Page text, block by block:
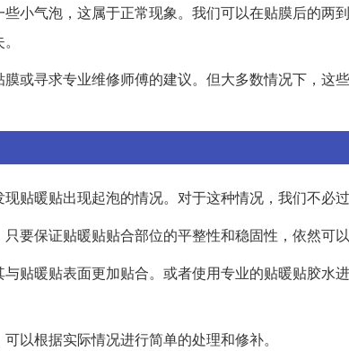
小气泡，这属于正常现象。我们可以在贴膜后的两
或寻求专业维修师傅的建议。但大多数情况下，这
贴暖贴出现起泡的情况。对于这种情况，我们不必过
要保证贴暖贴贴合部位的平整性和稳固性，依然可以
贴暖贴表面更加贴合。或者使用专业的贴暖贴胶水
以根据实际情况进行简单的处理和修补。